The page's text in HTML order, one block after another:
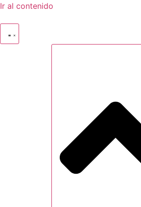
Ir al contenido